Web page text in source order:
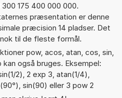
175 400 000 000.
præsentation er denne
præcision 14 pladser. Det
til de fleste formål.
pow, acos, atan, cos, sin,
også bruges. Eksempel:
2), 2 exp 3, atan(1/4),
sin(90) eller 3 pow 2